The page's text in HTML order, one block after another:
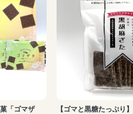
「ゴマザ
【ゴマと黒糖たっぷり